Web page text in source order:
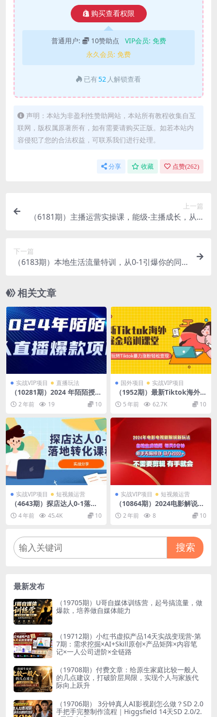
购买查看权限
普通用户: 10赞助点 VIP会员: 免费
永久会员: 免费
已有 52 人解锁查看
声明：本站为非盈利性赞助网站，本站所有教程收集自互
联网，版权属原著所有，如有需要请购买正版。如若本站内
容侵犯了您的合法权益，可联系我们进行处理。
分享 收藏 点赞(262)
上一篇
（6181期）主播运营实操课，能级-主播成长，从0-
下一篇
（6183期）本地生活流量特训，从0-1引爆你的同
相关文章
实战VIP项目 直播玩法
（10281期）2024 年陌陌授权
无人直播爆款项目
2 年前 19 10
国外项目 实战VIP项目
（1952期）最新Tiktok海外
掘金培训课堂：带你玩转Tikt
ok暴力涨粉轻松变现
5 年前 62.7K 10
实战VIP项目 短视频运营
（4643期）探店达人0-1落地
转化课程：实战分享，让探店
成为你的副业！
4 年前 45.4K 10
实战VIP项目 短视频运营
（10864期）2024电影解说新
玩法 自动生成视频 每天三分
钟 小白无脑操作 日入2000+
2 年前 8 10
搜索
最新发布
（19705期）U哥自媒体训练营，起号搞流量，做
爆款，培养做自媒体能力
（19712期）小红书虚拟产品14天实战变现营-第
7期：需求挖掘×AI+Skill原创×产品矩阵×内容笔
记×一人公司进阶×全链路
（19708期）付费文章：给原生家庭比较一般人
的几点建议，打破阶层局限，实现个人与家族代
际向上跃升
（19706期） 3分钟真人AI影视剧怎么做？SD 2.0
手把手完整制作流程｜Higgsfield 14天SD 2.0/2.